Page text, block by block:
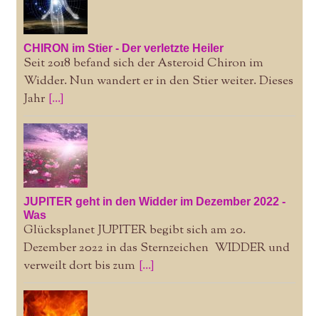
CHIRON im Stier - Der verletzte Heiler
Seit 2018 befand sich der Asteroid Chiron im
Widder. Nun wandert er in den Stier weiter. Dieses
Jahr [...]
JUPITER geht in den Widder im Dezember 2022 -
Was
Glücksplanet JUPITER begibt sich am 20.
Dezember 2022 in das Sternzeichen WIDDER und
verweilt dort bis zum [...]